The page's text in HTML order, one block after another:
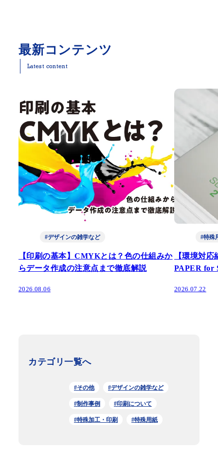
最新コンテンツ
Latest content
#デザインの雑学など
【印刷の基本】CMYKとは？色の仕組みか
らデータ作成の注意点まで徹底解説
2026.08.06
#特殊
【環境対
PAPER for
2026.07.22
カテゴリ一覧へ
#その他 #デザインの雑学など
#制作事例 #印刷について
#特殊加工・印刷 #特殊用紙